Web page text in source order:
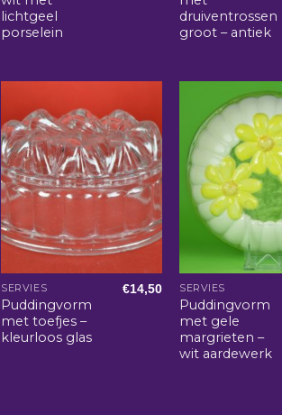
lichtgeel
porselein
druiventrossen
groot – antiek
SERVIES
Puddingvorm
met toefjes –
kleurloos glas
€14,50 SERVIES
Puddingvorm
met gele
margrieten –
wit aardewerk